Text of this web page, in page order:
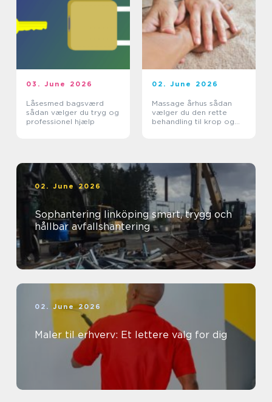
03. June 2026
Låsesmed bagsværd
sådan vælger du tryg og
professionel hjælp
02. June 2026
Massage århus sådan
vælger du den rette
behandling til krop og
02. June 2026
Sophantering linköping smart, trygg och
hållbar avfallshantering
02. June 2026
Maler til erhverv: Et lettere valg for dig